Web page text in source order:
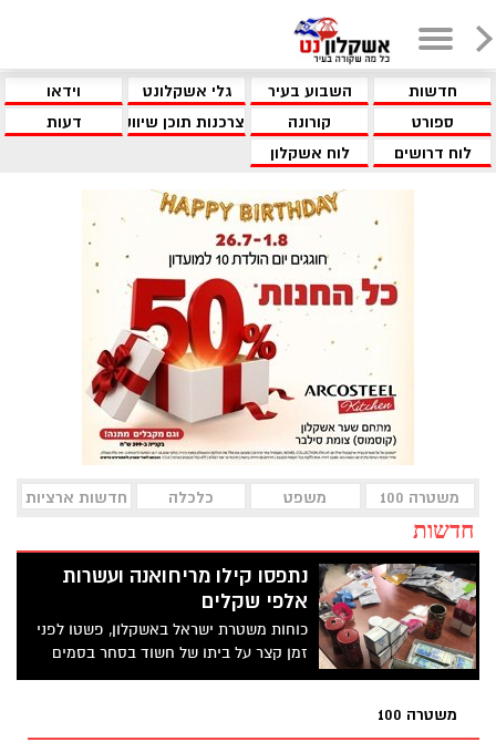
חדשות השבוע בעיר גלי אשקלונט
וידאו
ספורט
קורונה צרכנות תוכן שיווקי
דעות
לוח דרושים
לוח אשקלון
משטרה 100 משפט כלכלה חדשות ארציות
חדשות
נתפסו קילו מריחואנה ועשרות
אלפי שקלים
כוחות משטרת ישראל באשקלון, פשטו לפני
זמן קצר על ביתו של חשוד בסחר בסמים
מסוכנים
משטרה 100